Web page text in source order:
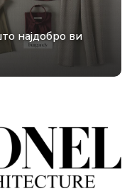
најдобро ви